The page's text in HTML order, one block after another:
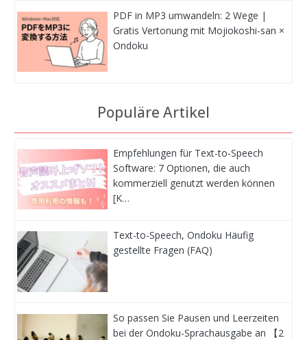
PDF in MP3 umwandeln: 2 Wege |
Gratis Vertonung mit Mojiokoshi-san ×
Ondoku
Populäre Artikel
Empfehlungen für Text-to-Speech
Software: 7 Optionen, die auch
kommerziell genutzt werden können
[K…
Text-to-Speech, Ondoku Häufig
gestellte Fragen (FAQ)
So passen Sie Pausen und Leerzeiten
bei der Ondoku-Sprachausgabe an 【2